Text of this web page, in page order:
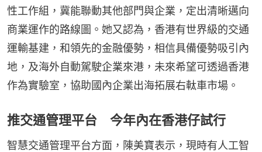
性工作組，冀能聯動其他部門與企業，定出清晰邁向
商業運作的路線圖。她又認為，香港有世界級的交通
運輸基建，和領先的金融優勢，相信具備優勢吸引內
地，及海外自動駕駛企業來港，未來希望可透過香港
作為實驗室，協助國內企業出海拓展右軚車市場。
推交通管理平台 今年內在香港仔試行
智慧交通管理平台方面，陳美寶表示，現時有人工智